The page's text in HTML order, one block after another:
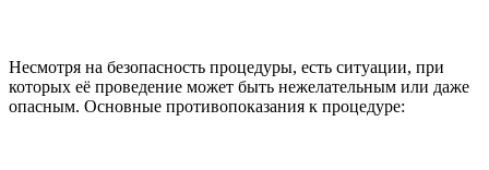
Несмотря на безопасность процедуры, есть ситуации, при
которых её проведение может быть нежелательным или даже
опасным. Основные противопоказания к процедуре: